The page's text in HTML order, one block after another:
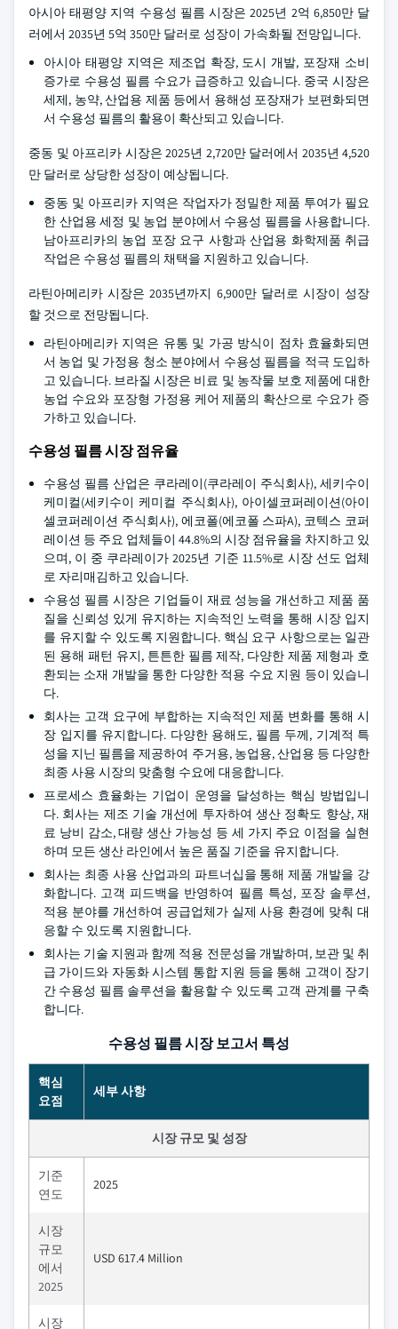
아시아 태평양 지역 수용성 필름 시장은 2025년 2억 6,850만 달
러에서 2035년 5억 350만 달러로 성장이 가속화될 전망입니다.
아시아 태평양 지역은 제조업 확장, 도시 개발, 포장재 소비
증가로 수용성 필름 수요가 급증하고 있습니다. 중국 시장은
세제, 농약, 산업용 제품 등에서 용해성 포장재가 보편화되면
서 수용성 필름의 활용이 확산되고 있습니다.
중동 및 아프리카 시장은 2025년 2,720만 달러에서 2035년 4,520
만 달러로 상당한 성장이 예상됩니다.
중동 및 아프리카 지역은 작업자가 정밀한 제품 투여가 필요
한 산업용 세정 및 농업 분야에서 수용성 필름을 사용합니다.
남아프리카의 농업 포장 요구 사항과 산업용 화학제품 취급
작업은 수용성 필름의 채택을 지원하고 있습니다.
라틴아메리카 시장은 2035년까지 6,900만 달러로 시장이 성장
할 것으로 전망됩니다.
라틴아메리카 지역은 유통 및 가공 방식이 점차 효율화되면
서 농업 및 가정용 청소 분야에서 수용성 필름을 적극 도입하
고 있습니다. 브라질 시장은 비료 및 농작물 보호 제품에 대한
농업 수요와 포장형 가정용 케어 제품의 확산으로 수요가 증
가하고 있습니다.
수용성 필름 시장 점유율
수용성 필름 산업은 쿠라레이(쿠라레이 주식회사), 세키수이
케미컬(세키수이 케미컬 주식회사), 아이셀코퍼레이션(아이
셀코퍼레이션 주식회사), 에코폴(에코폴 스파A), 코텍스 코퍼
레이션 등 주요 업체들이 44.8%의 시장 점유율을 차지하고 있
으며, 이 중 쿠라레이가 2025년 기준 11.5%로 시장 선도 업체
로 자리매김하고 있습니다.
수용성 필름 시장은 기업들이 재료 성능을 개선하고 제품 품
질을 신뢰성 있게 유지하는 지속적인 노력을 통해 시장 입지
를 유지할 수 있도록 지원합니다. 핵심 요구 사항으로는 일관
된 용해 패턴 유지, 튼튼한 필름 제작, 다양한 제품 제형과 호
환되는 소재 개발을 통한 다양한 적용 수요 지원 등이 있습니
다.
회사는 고객 요구에 부합하는 지속적인 제품 변화를 통해 시
장 입지를 유지합니다. 다양한 용해도, 필름 두께, 기계적 특
성을 지닌 필름을 제공하여 주거용, 농업용, 산업용 등 다양한
최종 사용 시장의 맞춤형 수요에 대응합니다.
프로세스 효율화는 기업이 운영을 달성하는 핵심 방법입니
다. 회사는 제조 기술 개선에 투자하여 생산 정확도 향상, 재
료 낭비 감소, 대량 생산 가능성 등 세 가지 주요 이점을 실현
하며 모든 생산 라인에서 높은 품질 기준을 유지합니다.
회사는 최종 사용 산업과의 파트너십을 통해 제품 개발을 강
화합니다. 고객 피드백을 반영하여 필름 특성, 포장 솔루션,
적용 분야를 개선하여 공급업체가 실제 사용 환경에 맞춰 대
응할 수 있도록 지원합니다.
회사는 기술 지원과 함께 적용 전문성을 개발하며, 보관 및 취
급 가이드와 자동화 시스템 통합 지원 등을 통해 고객이 장기
간 수용성 필름 솔루션을 활용할 수 있도록 고객 관계를 구축
합니다.
수용성 필름 시장 보고서 특성
핵심
요점
세부 사항
시장 규모 및 성장
기준
연도
2025
시장
규모
에서
2025
USD 617.4 Million
시장